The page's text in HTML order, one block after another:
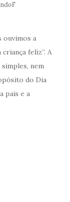
ouvimos a
feliz”. A
nem
do Dia
pais e a